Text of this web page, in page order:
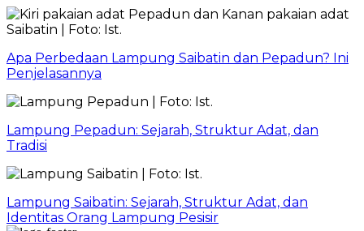
Apa Perbedaan Lampung Saibatin dan Pepadun? Ini
Penjelasannya
Lampung Pepadun: Sejarah, Struktur Adat, dan
Tradisi
Lampung Saibatin: Sejarah, Struktur Adat, dan
Identitas Orang Lampung Pesisir